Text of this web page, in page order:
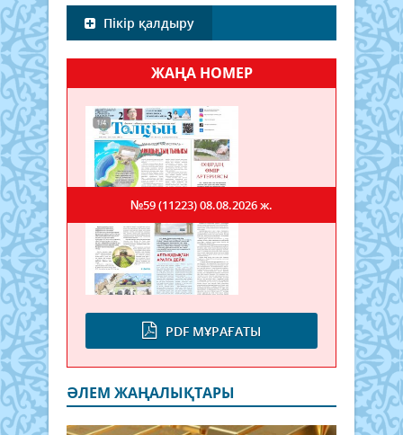
Пікір қалдыру
ЖАҢА НОМЕР
PDF МҰРАҒАТЫ
№59 (11223)08.08.2026 ж.
ӘЛЕМ ЖАҢАЛЫҚТАРЫ